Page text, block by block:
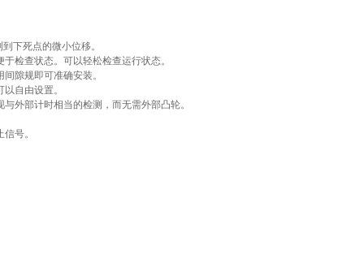
下死点的微小位移。
检查状态。可以轻松检查运行状态。
隙规即可准确安装。
自由设置。
外部计时相当的检测，而无需外部凸轮。
号。